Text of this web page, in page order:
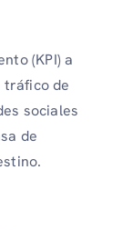
(KPI) a
tráfico de
sociales
de